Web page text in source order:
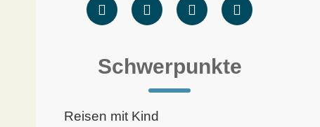
Schwerpunkte
Reisen mit Kind